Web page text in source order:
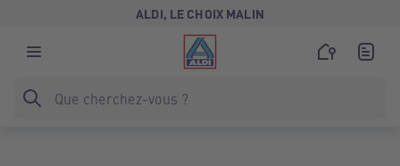
ALDI, LE CHOIX MALIN